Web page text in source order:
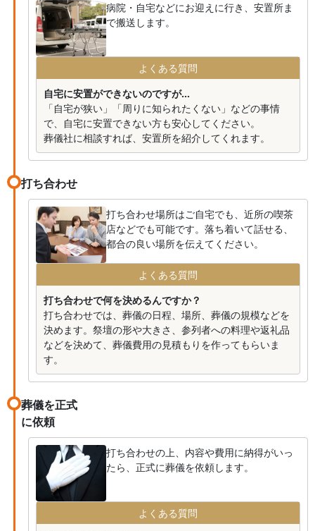
病院・自宅などにお迎えに行き、安置所ま
で搬送します。
よくある質問
自宅に安置ができないのですが...
「自宅が狭い」「周りに知られたくない」などの事情
で、自宅に安置できない方も安心してください。
葬儀社に相談すれば、安置所を紹介してくれます。
打ち合わせ
打ち合わせ場所はご自宅でも、近所の喫茶
店などでも可能です。落ち着いて話せる、
都合の良い場所を伝えてください。
よくある質問
打ち合わせで何を決めるんですか？
打ち合わせでは、葬儀の日程、場所、葬儀の規模などを
決めます。祭壇の形や大きさ、参列者への料理や返礼品
などを決めて、葬儀費用の見積もりを作ってもらいま
す。
葬儀を正式
に依頼
打ち合わせの上、内容や費用に納得がいっ
たら、正式に葬儀を依頼します。
よくある質問